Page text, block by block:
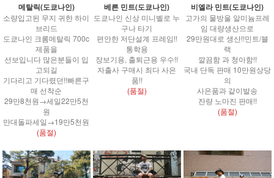
메탈릭(도쿄나인)
소량입고된 무지 귀한 하이
브리드
도쿄나인 크롬메탈릭 700c
제품을
선보입니다 많은분들이 입
고되길
기다리고 기다렸던!!빠른구
매 선착순
29만8천원→세일22만5천
원
만대돌파세일→19만5천원
(품절)
베른 민트(도쿄나인)
도쿄나인 신상 미니벨로 누
구나 타기
편안한 저단설계 프레임!!
통학용
장보기용, 출퇴근용 우수!!
자출사 구매시 최다 사은
품!!
(품절)
비엘라 민트(도쿄나인)
고가의 물방울 알미늄프레
임 대량생산으로
29만원대로 생산!!민트/블
랙
깔끔함 과 청아함!!
국내 단독 판매 10만원상당
의
사은품과 같이발송
잔량 노마진 판매!!
(품절)